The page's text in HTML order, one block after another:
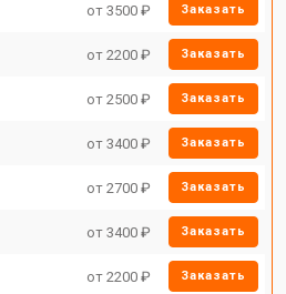
от 3500 ₽ Заказать
от 2200 ₽ Заказать
от 2500 ₽ Заказать
от 3400 ₽ Заказать
от 2700 ₽ Заказать
от 3400 ₽ Заказать
от 2200 ₽ Заказать